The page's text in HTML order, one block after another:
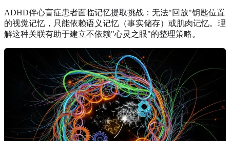
ADHD伴心盲症患者面临记忆提取挑战：无法"回放"钥匙位置
的视觉记忆，只能依赖语义记忆（事实储存）或肌肉记忆。理
解这种关联有助于建立不依赖"心灵之眼"的整理策略。